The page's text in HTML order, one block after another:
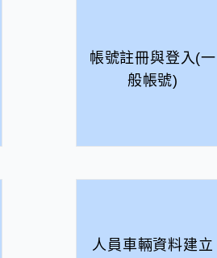
帳號註冊與登入(一
般帳號)
人員車輛資料建立